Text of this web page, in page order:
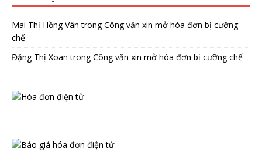
Mai Thị Hồng Vân trongCông văn xin mở hóa đơn bị cưỡng
chế
Đặng Thị Xoan trongCông văn xin mở hóa đơn bị cưỡng chế